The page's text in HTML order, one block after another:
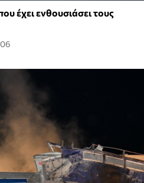
έχει ενθουσιάσει τους